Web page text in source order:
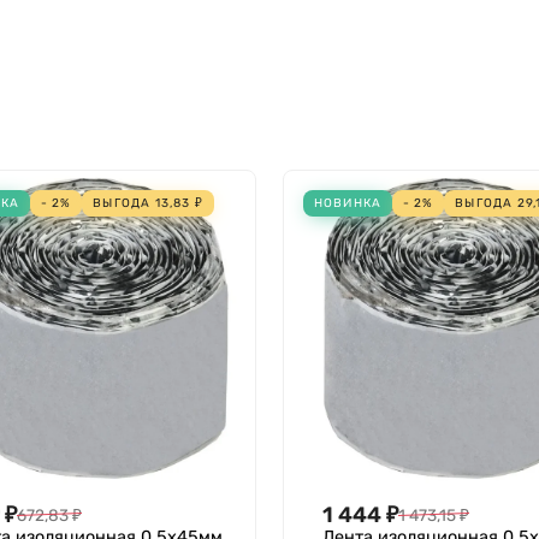
- 2% ВЫГОДА 13,83 ₽
₽672,83₽
НОВИНКА - 2% ВЫГОДА
1 444₽1 473,15₽